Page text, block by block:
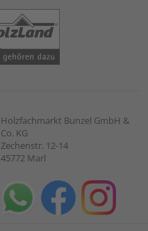
Holzfachmarkt Bunzel GmbH &
Co. KG
Zechenstr. 12-14
45772 Marl